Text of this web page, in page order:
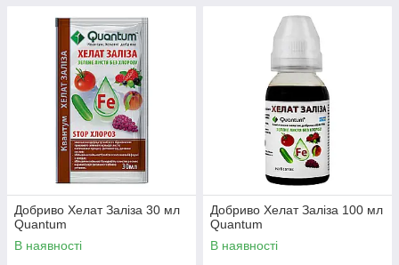
Добриво Хелат Заліза 30 мл
Quantum
В наявності
Добриво Хелат Заліза 100 мл
Quantum
В наявності